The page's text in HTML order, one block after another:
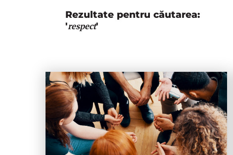
Rezultate pentru căutarea:
'respect'